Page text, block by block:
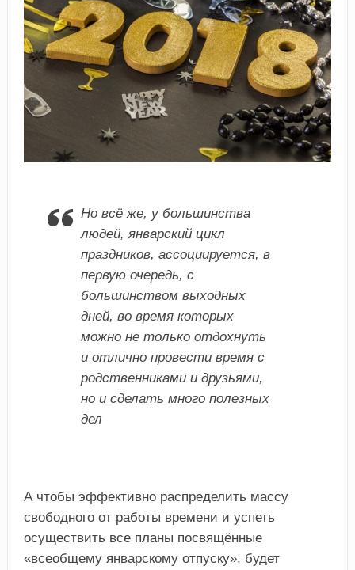
Но всё же, у большинства
людей, январский цикл
праздников, ассоциируется, в
первую очередь, с
большинством выходных
дней, во время которых
можно не только отдохнуть
и отлично провести время с
родственниками и друзьями,
но и сделать много полезных
дел
А чтобы эффективно распределить массу
свободного от работы времени и успеть
осуществить все планы посвящённые
«всеобщему январскому отпуску», будет